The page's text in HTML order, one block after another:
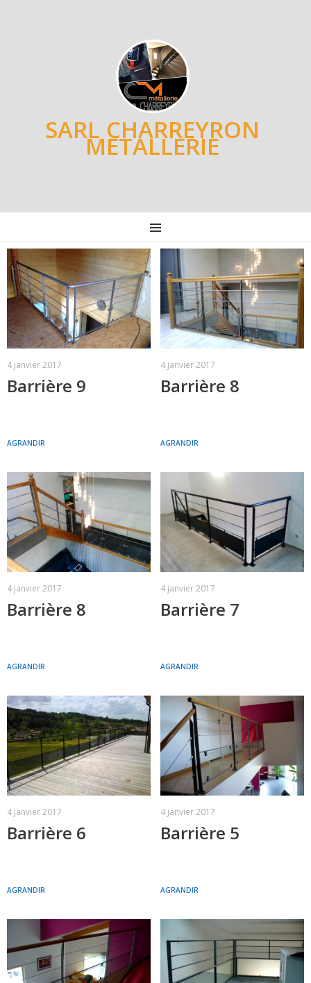
SARL CHARREYRON
METALLERIE
4 janvier 2017
Barrière 9
AGRANDIR
4 janvier 2017
Barrière 8
AGRANDIR
4 janvier 2017
Barrière 8
AGRANDIR
4 janvier 2017
Barrière 7
AGRANDIR
4 janvier 2017
Barrière 6
AGRANDIR
4 janvier 2017
Barrière 5
AGRANDIR